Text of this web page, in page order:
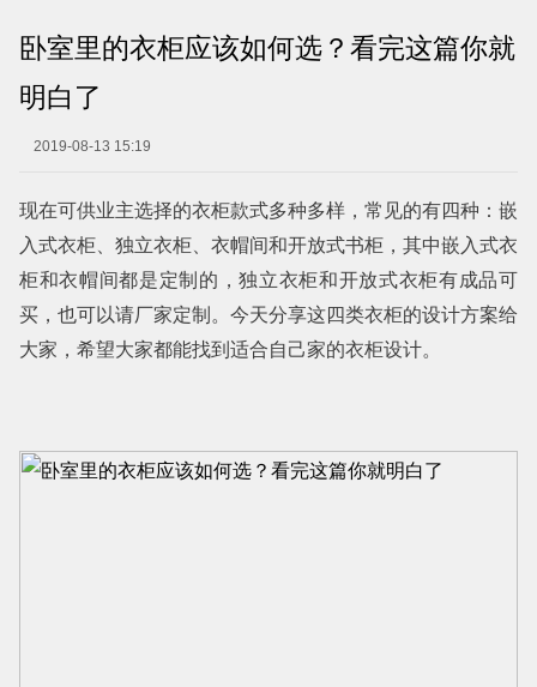
卧室里的衣柜应该如何选？看完这篇你就
明白了
2019-08-13 15:19
现在可供业主选择的衣柜款式多种多样，常见的有四种：嵌
入式衣柜、独立衣柜、衣帽间和开放式书柜，其中嵌入式衣
柜和衣帽间都是定制的，独立衣柜和开放式衣柜有成品可
买，也可以请厂家定制。今天分享这四类衣柜的设计方案给
大家，希望大家都能找到适合自己家的衣柜设计。